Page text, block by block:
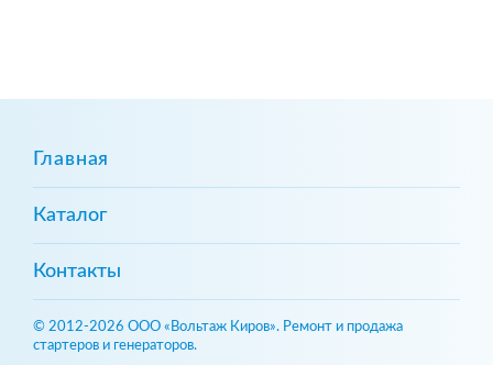
Главная
Каталог
Контакты
© 2012-2026 ООО «Вольтаж Киров». Ремонт и продажа
стартеров и генераторов.